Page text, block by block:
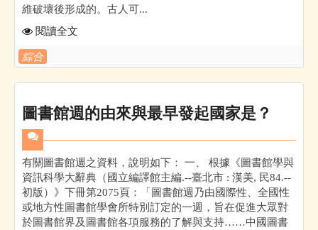
維破壞後形成的。古人可...
閱讀全文
綜合
圖書館週的由來與最早發起國家是？
有關圖書館週之資料，說明如下： 一、 根據《圖書館學與
資訊科學大辭典（國立編譯館主編.--臺北市 : 漢美, 民84.--
初版）》下冊第2075頁：「圖書館週乃由國際性、全國性
或地方性圖書館學會所特別訂定的一週，旨在促進大眾對
於圖書館界及圖書館各項服務的了解與支持……中國圖書